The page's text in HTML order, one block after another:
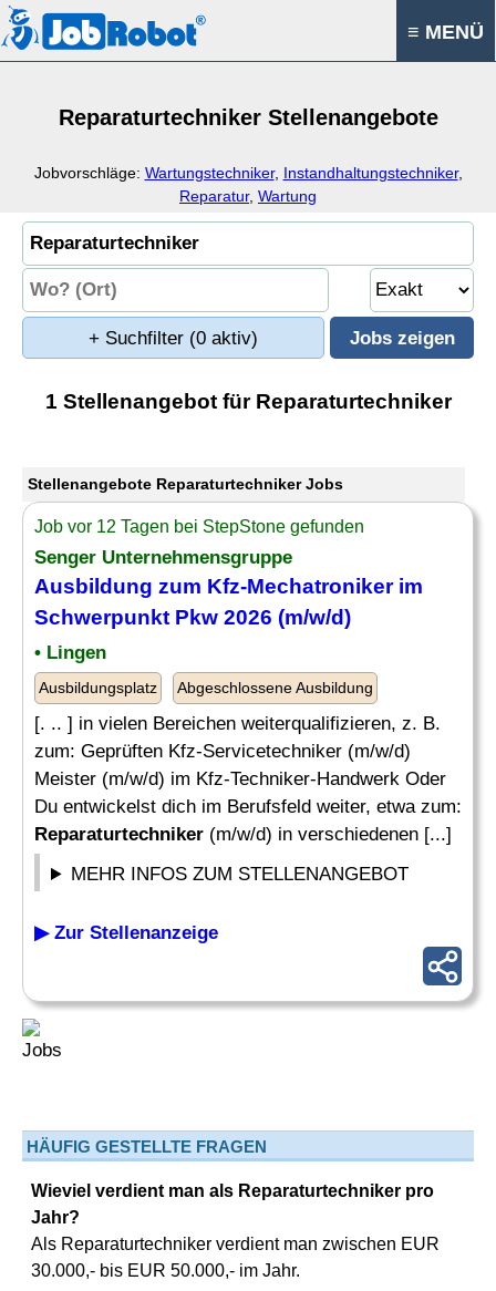
≡ MENÜ
Reparaturtechniker Stellenangebote
Jobvorschläge: Wartungstechniker, Instandhaltungstechniker,
Reparatur, Wartung
+ Suchfilter (0 aktiv)
1 Stellenangebot für Reparaturtechniker
Stellenangebote Reparaturtechniker Jobs
Job vor 12 Tagen bei StepStone gefunden
Senger Unternehmensgruppe
Ausbildung zum Kfz-Mechatroniker im
Schwerpunkt Pkw 2026 (m/w/d)
• Lingen
Ausbildungsplatz Abgeschlossene Ausbildung
[. .. ] in vielen Bereichen weiterqualifizieren, z. B.
zum: Geprüften Kfz-Servicetechniker (m/w/d)
Meister (m/w/d) im Kfz-Techniker-Handwerk Oder
Du entwickelst dich im Berufsfeld weiter, etwa zum:
Reparaturtechniker (m/w/d) in verschiedenen [...]
MEHR INFOS ZUM STELLENANGEBOT
▶ Zur Stellenanzeige
HÄUFIG GESTELLTE FRAGEN
Wieviel verdient man als Reparaturtechniker pro
Jahr?
Als Reparaturtechniker verdient man zwischen EUR
30.000,- bis EUR 50.000,- im Jahr.